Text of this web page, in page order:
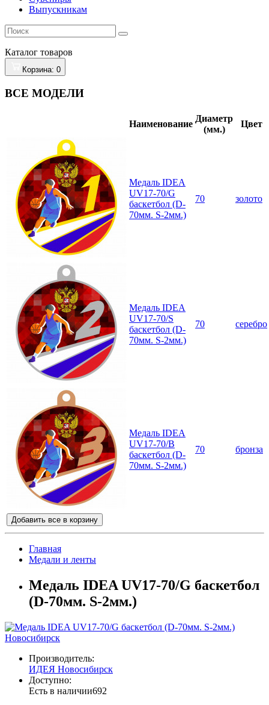
Выпускникам
Каталог товаров
Корзина: 0
ВСЕ МОДЕЛИ
Наименование
Диаметр
(мм.)
Цвет
Медаль IDEA
UV17-70/G
баскетбол (D-
70мм. S-2мм.)
70 золото
Медаль IDEA
UV17-70/S
баскетбол (D-
70мм. S-2мм.)
70 серебро
Медаль IDEA
UV17-70/B
баскетбол (D-
70мм. S-2мм.)
70 бронза
Добавить все в корзину
Главная
Медали и ленты
Медаль IDEA UV17-70/G баскетбол
(D-70мм. S-2мм.)
Новосибирск
Производитель:
ИДЕЯ Новосибирск
Доступно:
Есть в наличии692